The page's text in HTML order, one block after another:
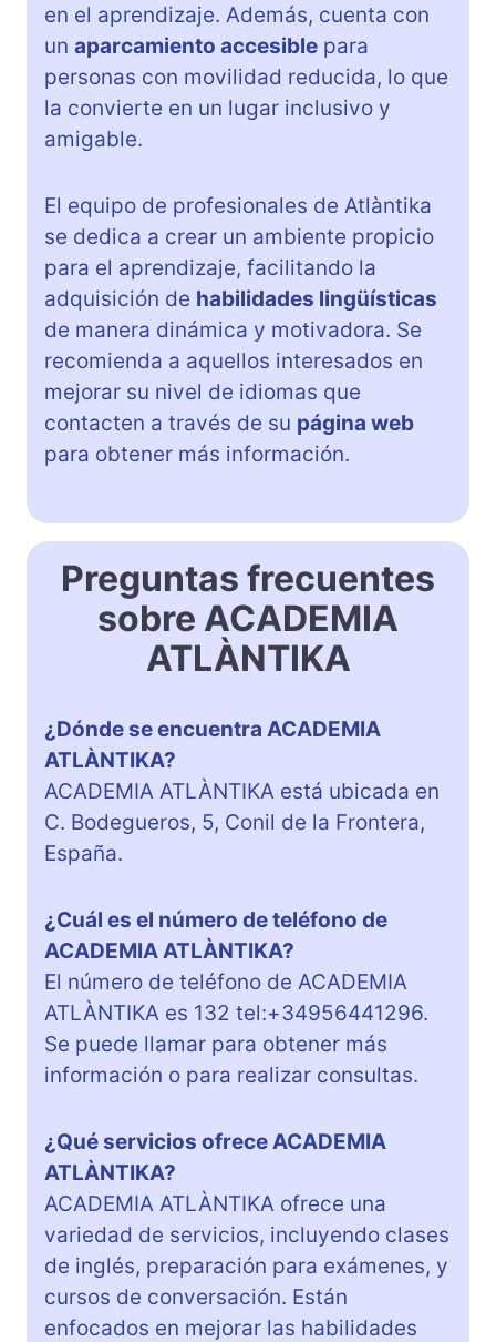
en el aprendizaje. Además, cuenta con
un aparcamiento accesible para
personas con movilidad reducida, lo que
la convierte en un lugar inclusivo y
amigable.
El equipo de profesionales de Atlàntika
se dedica a crear un ambiente propicio
para el aprendizaje, facilitando la
adquisición de habilidades lingüísticas
de manera dinámica y motivadora. Se
recomienda a aquellos interesados en
mejorar su nivel de idiomas que
contacten a través de su página web
para obtener más información.
Preguntas frecuentes
sobre ACADEMIA
ATLÀNTIKA
¿Dónde se encuentra ACADEMIA
ATLÀNTIKA?
ACADEMIA ATLÀNTIKA está ubicada en
C. Bodegueros, 5, Conil de la Frontera,
España.
¿Cuál es el número de teléfono de
ACADEMIA ATLÀNTIKA?
El número de teléfono de ACADEMIA
ATLÀNTIKA es 132 tel:+34956441296.
Se puede llamar para obtener más
información o para realizar consultas.
¿Qué servicios ofrece ACADEMIA
ATLÀNTIKA?
ACADEMIA ATLÀNTIKA ofrece una
variedad de servicios, incluyendo clases
de inglés, preparación para exámenes, y
cursos de conversación. Están
enfocados en mejorar las habilidades